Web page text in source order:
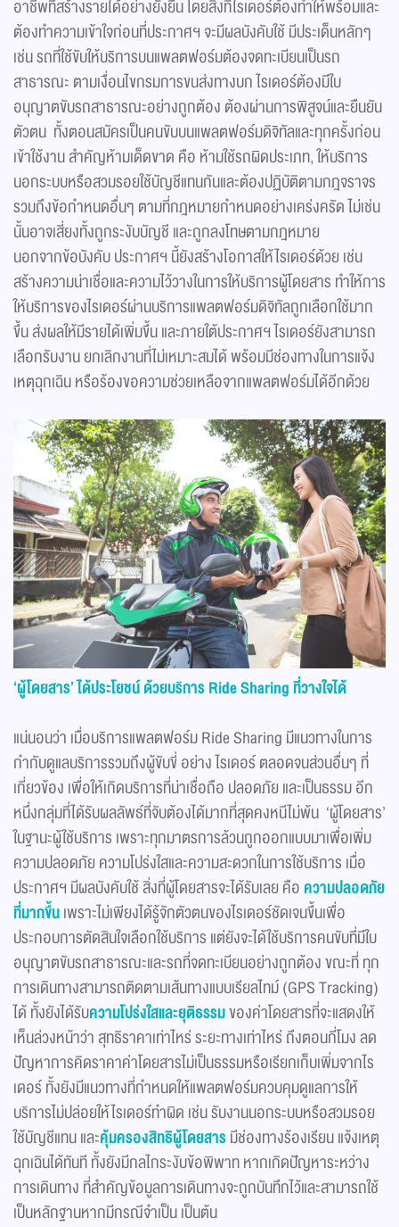
อาชีพที่สร้างรายได้อย่างยั่งยืน โดยสิ่งที่ไรเดอร์ต้องทำให้พร้อมและ
ต้องทำความเข้าใจก่อนที่ประกาศฯ จะมีผลบังคับใช้ มีประเด็นหลักๆ
เช่น รถที่ใช้ขับให้บริการบนแพลตฟอร์มต้องจดทะเบียนเป็นรถ
สาธารณะ ตามเงื่อนไขกรมการขนส่งทางบก ไรเดอร์ต้องมีใบ
อนุญาตขับรถสาธารณะอย่างถูกต้อง ต้องผ่านการพิสูจน์และยืนยัน
ตัวตน ทั้งตอนสมัครเป็นคนขับบนแพลตฟอร์มดิจิทัลและทุกครั้งก่อน
เข้าใช้งาน สำคัญห้ามเด็ดขาด คือ ห้ามใช้รถผิดประเภท, ให้บริการ
นอกระบบหรือสวมรอยใช้บัญชีแทนกันและต้องปฏิบัติตามกฎจราจร
รวมถึงข้อกำหนดอื่นๆ ตามที่กฎหมายกำหนดอย่างเคร่งครัด ไม่เช่น
นั้นอาจเสี่ยงทั้งถูกระงับบัญชี และถูกลงโทษตามกฎหมาย
นอกจากข้อบังคับ ประกาศฯ นี้ยังสร้างโอกาสให้ไรเดอร์ด้วย เช่น
สร้างความน่าเชื่อและความไว้วางในการให้บริการผู้โดยสาร ทำให้การ
ให้บริการของไรเดอร์ผ่านบริการแพลตฟอร์มดิจิทัลถูกเลือกใช้มาก
ขึ้น ส่งผลให้มีรายได้เพิ่มขึ้น และภายใต้ประกาศฯ ไรเดอร์ยังสามารถ
เลือกรับงาน ยกเลิกงานที่ไม่เหมาะสมได้ พร้อมมีช่องทางในการแจ้ง
เหตุฉุกเฉิน หรือร้องขอความช่วยเหลือจากแพลตฟอร์มได้อีกด้วย
‘ผู้โดยสาร’ ได้ประโยชน์ ด้วยบริการRide Sharingที่วางใจได้
แน่นอนว่า เมื่อบริการแพลตฟอร์ม Ride Sharing มีแนวทางในการ
กำกับดูแลบริการรวมถึงผู้ขับขี่ อย่าง ไรเดอร์ ตลอดจนส่วนอื่นๆ ที่
เกี่ยวข้อง เพื่อให้เกิดบริการที่น่าเชื่อถือ ปลอดภัย และเป็นธรรม อีก
หนึ่งกลุ่มที่ได้รับผลลัพธ์ที่จับต้องได้มากที่สุดคงหนีไม่พ้น ‘ผู้โดยสาร’
ในฐานะผู้ใช้บริการ เพราะทุกมาตรการล้วนถูกออกแบบมาเพื่อเพิ่ม
ความปลอดภัย ความโปร่งใสและความสะดวกในการใช้บริการ เมื่อ
ประกาศฯ มีผลบังคับใช้ สิ่งที่ผู้โดยสารจะได้รับเลย คือ ความปลอดภัย
ที่มากขึ้นเพราะไม่เพียงได้รู้จักตัวตนของไรเดอร์ชัดเจนขึ้นเพื่อ
ประกอบการตัดสินใจเลือกใช้บริการ แต่ยังจะได้ใช้บริการคนขับที่มีใบ
อนุญาตขับรถสาธารณะและรถที่จดทะเบียนอย่างถูกต้อง ขณะที่ ทุก
การเดินทางสามารถติดตามเส้นทางแบบเรียลไทม์ (GPS Tracking)
ได้ ทั้งยังได้รับความโปร่งใสและยุติธรรมของค่าโดยสารที่จะแสดงให้
เห็นล่วงหน้าว่า สุทธิราคาเท่าไหร่ ระยะทางเท่าไหร่ ถึงตอนกี่โมง ลด
ปัญหาการคิดราคาค่าโดยสารไม่เป็นธรรมหรือเรียกเก็บเพิ่มจากไร
เดอร์ ทั้งยังมีแนวทางที่กำหนดให้แพลตฟอร์มควบคุมดูแลการให้
บริการไม่ปล่อยให้ไรเดอร์ทำผิด เช่น รับงานนอกระบบหรือสวมรอย
ใช้บัญชีแทน และคุ้มครองสิทธิผู้โดยสารมีช่องทางร้องเรียน แจ้งเหตุ
ฉุกเฉินได้ทันที ทั้งยังมีกลไกระงับข้อพิพาท หากเกิดปัญหาระหว่าง
การเดินทาง ที่สำคัญข้อมูลการเดินทางจะถูกบันทึกไว้และสามารถใช้
เป็นหลักฐานหากมีกรณีจำเป็น เป็นต้น